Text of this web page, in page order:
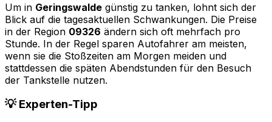
Um in Geringswalde günstig zu tanken, lohnt sich der
Blick auf die tagesaktuellen Schwankungen. Die Preise
in der Region 09326 ändern sich oft mehrfach pro
Stunde. In der Regel sparen Autofahrer am meisten,
wenn sie die Stoßzeiten am Morgen meiden und
stattdessen die späten Abendstunden für den Besuch
der Tankstelle nutzen.
💡 Experten-Tipp